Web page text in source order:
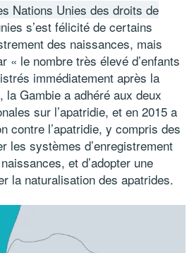
Nations Unies des droits de
s’est félicité de certains
des naissances, mais
« le nombre très élevé d’enfants
immédiatement après la
la Gambie a adhéré aux deux
sur l’apatridie, et en 2015 a
contre l’apatridie, y compris des
les systèmes d’enregistrement
et d’adopter une
la naturalisation des apatrides.